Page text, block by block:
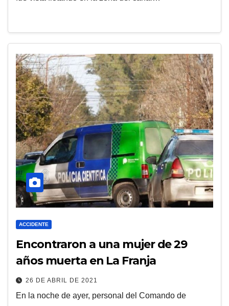
ACCIDENTE
Encontraron a una mujer de 29
años muerta en La Franja
26 DE ABRIL DE 2021
En la noche de ayer, personal del Comando de